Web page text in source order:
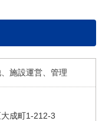
施設運営、管理
成町1-212-3